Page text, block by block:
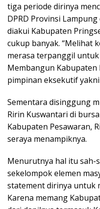
tiga periode dirinya
DPRD Provinsi
diakui Kabupaten
cukup banyak. “Melihat
merasa terpanggil
Membangun
pimpinan eksekutif
Sementara disinggung
Ririn Kuswantari di
Kabupaten Pesawaran,
seraya menampiknya.
Menurutnya hal itu sah-
sekelompok elemen
statement dirinya untuk
Karena memang